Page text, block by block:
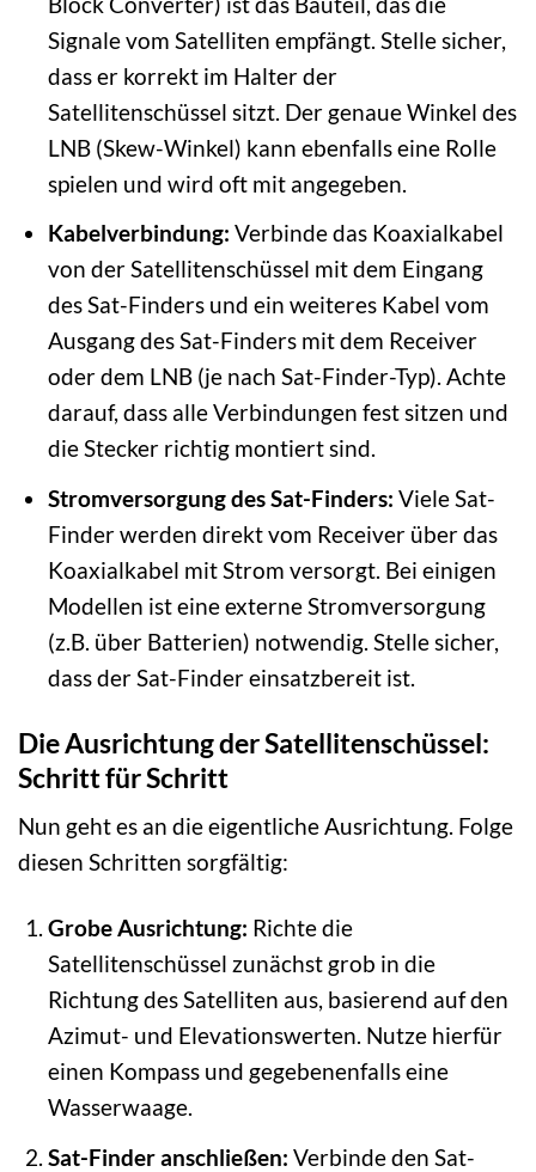
Signale vom Satelliten empfängt. Stelle sicher,
dass er korrekt im Halter der
Satellitenschüssel sitzt. Der genaue Winkel des
LNB (Skew-Winkel) kann ebenfalls eine Rolle
spielen und wird oft mit angegeben.
Kabelverbindung: Verbinde das Koaxialkabel
von der Satellitenschüssel mit dem Eingang
des Sat-Finders und ein weiteres Kabel vom
Ausgang des Sat-Finders mit dem Receiver
oder dem LNB (je nach Sat-Finder-Typ). Achte
darauf, dass alle Verbindungen fest sitzen und
die Stecker richtig montiert sind.
Stromversorgung des Sat-Finders: Viele Sat-
Finder werden direkt vom Receiver über das
Koaxialkabel mit Strom versorgt. Bei einigen
Modellen ist eine externe Stromversorgung
(z.B. über Batterien) notwendig. Stelle sicher,
dass der Sat-Finder einsatzbereit ist.
Die Ausrichtung der Satellitenschüssel:
Schritt für Schritt
Nun geht es an die eigentliche Ausrichtung. Folge
diesen Schritten sorgfältig:
Grobe Ausrichtung: Richte die
Satellitenschüssel zunächst grob in die
Richtung des Satelliten aus, basierend auf den
Azimut- und Elevationswerten. Nutze hierfür
einen Kompass und gegebenenfalls eine
Wasserwaage.
Sat-Finder anschließen: Verbinde den Sat-